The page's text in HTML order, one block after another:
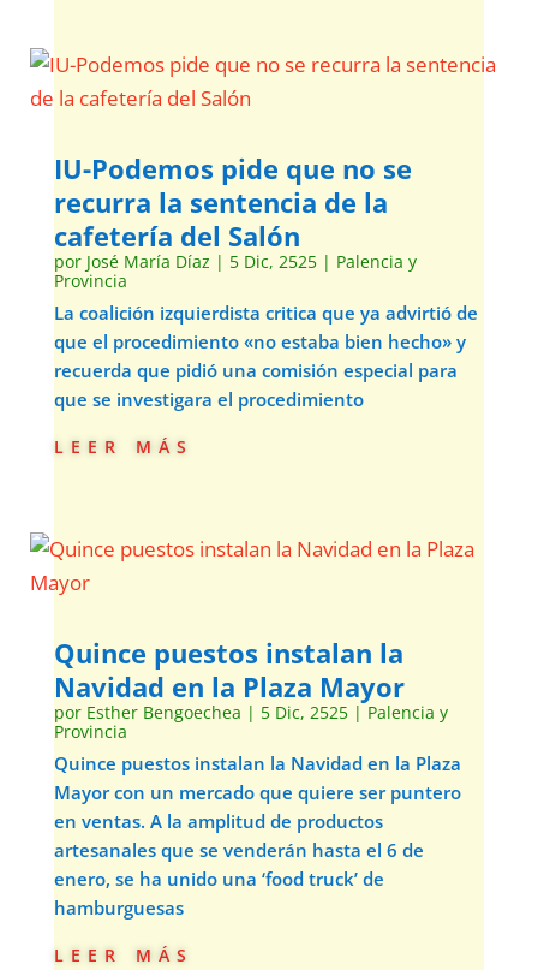
IU-Podemos pide que no se
recurra la sentencia de la
cafetería del Salón
por José María Díaz | 5 Dic, 2525| Palencia y
Provincia
La coalición izquierdista critica que ya advirtió de
que el procedimiento «no estaba bien hecho» y
recuerda que pidió una comisión especial para
que se investigara el procedimiento
leer más
Quince puestos instalan la
Navidad en la Plaza Mayor
por Esther Bengoechea | 5 Dic, 2525| Palencia y
Provincia
Quince puestos instalan la Navidad en la Plaza
Mayor con un mercado que quiere ser puntero
en ventas. A la amplitud de productos
artesanales que se venderán hasta el 6 de
enero, se ha unido una ‘food truck’ de
hamburguesas
leer más